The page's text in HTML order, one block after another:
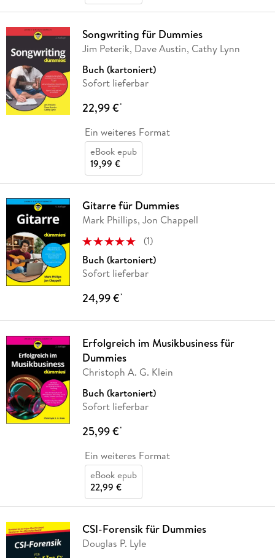
Songwriting für Dummies
Jim Peterik, Dave Austin, Cathy Lynn
Buch (kartoniert)
Sofort lieferbar
22,99 €*
Ein weiteres Format
eBook epub
19,99 €
Gitarre für Dummies
Mark Phillips, Jon Chappell
(1)
Buch (kartoniert)
Sofort lieferbar
24,99 €*
Erfolgreich im Musikbusiness für
Dummies
Christoph A. G. Klein
Buch (kartoniert)
Sofort lieferbar
25,99 €*
Ein weiteres Format
eBook epub
22,99 €
CSI-Forensik für Dummies
Douglas P. Lyle